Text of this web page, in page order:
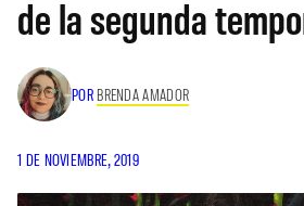
de la segunda
POR BRENDA AMADOR
1 DE NOVIEMBRE, 2019